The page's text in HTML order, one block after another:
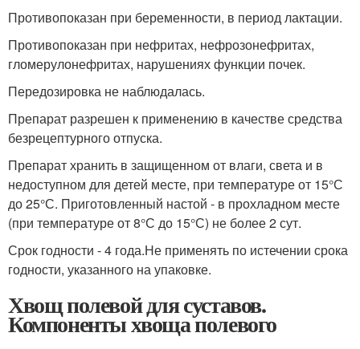
Противопоказан при беременности, в период лактации.
Противопоказан при нефритах, нефрозонефритах,
гломерулонефритах, нарушениях функции почек.
Передозировка не наблюдалась.
Препарат разрешен к применению в качестве средства
безрецептурного отпуска.
Препарат хранить в защищенном от влаги, света и в
недоступном для детей месте, при температуре от 15°С
до 25°С. Приготовленный настой - в прохладном месте
(при температуре от 8°С до 15°С) не более 2 сут.
Срок годности - 4 года.Не применять по истечении срока
годности, указанного на упаковке.
Хвощ полевой для суставов.
Компоненты хвоща полевого